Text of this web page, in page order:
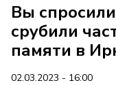
Вы
срубили
памяти в
02.03.2023 - 16:00